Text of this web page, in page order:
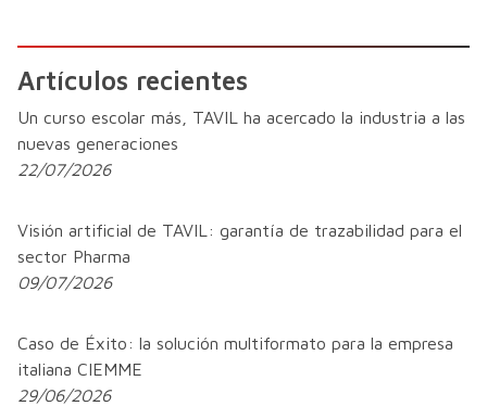
Artículos recientes
Un curso escolar más, TAVIL ha acercado la industria a las
nuevas generaciones
22/07/2026
Visión artificial de TAVIL: garantía de trazabilidad para el
sector Pharma
09/07/2026
Caso de Éxito: la solución multiformato para la empresa
italiana CIEMME
29/06/2026